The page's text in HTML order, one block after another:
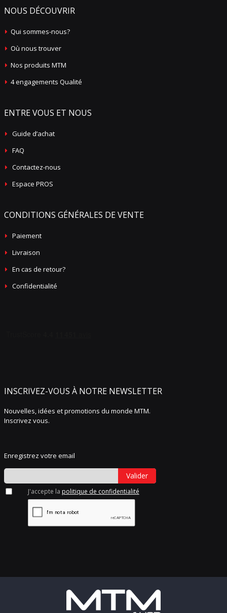
NOUS DÉCOUVRIR
Qui sommes-nous?
Où nous trouver
Nos produits MTM
4 engagements Qualité
ENTRE VOUS ET NOUS
Guide d’achat
FAQ
Contactez-nous
Espace PROS
CONDITIONS GÉNÉRALES DE VENTE
Paiement
Livraison
En cas de retour?
Confidentialité
INSCRIVEZ-VOUS À NOTRE NEWSLETTER
Nouvelles, idées et promotions du monde MTM.
Inscrivez vous.
Enregistrez votre email
Valider
J'accepte la politique de confidentialité